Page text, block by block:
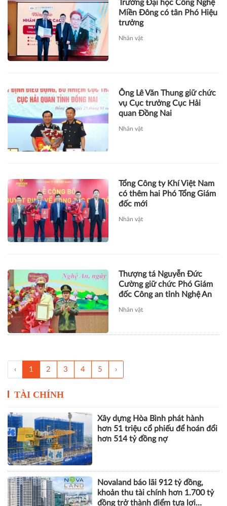
Trường Đại học Công Nghệ
Miền Đông có tân Phó Hiệu
trưởng
Nhân vật
Ông Lê Văn Thung giữ chức
vụ Cục trưởng Cục Hải
quan Đồng Nai
Nhân vật
Tổng Công ty Khí Việt Nam
có thêm hai Phó Tổng Giám
đốc mới
Nhân vật
Thượng tá Nguyễn Đức
Cường giữ chức Phó Giám
đốc Công an tỉnh Nghệ An
Nhân vật
‹ 1 2 3 4 5 ›
TÀI CHÍNH
Xây dựng Hòa Bình phát hành
hơn 51 triệu cổ phiếu để hoán đổi
hơn 514 tỷ đồng nợ
Novaland báo lãi 912 tỷ đồng,
khoản thu tài chính hơn 1.700 tỷ
đồng trở thành điểm tựa lợi